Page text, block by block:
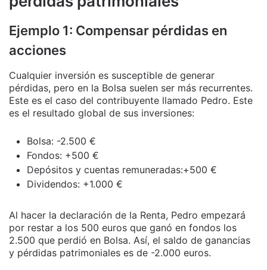
Ejemplo 1: Compensar pérdidas en
acciones
Cualquier inversión es susceptible de generar
pérdidas, pero en la Bolsa suelen ser más recurrentes.
Este es el caso del contribuyente llamado Pedro. Este
es el resultado global de sus inversiones:
Bolsa: -2.500 €
Fondos: +500 €
Depósitos y cuentas remuneradas:+500 €
Dividendos: +1.000 €
Al hacer la declaración de la Renta, Pedro empezará
por restar a los 500 euros que ganó en fondos los
2.500 que perdió en Bolsa. Así, el saldo de ganancias
y pérdidas patrimoniales es de -2.000 euros.